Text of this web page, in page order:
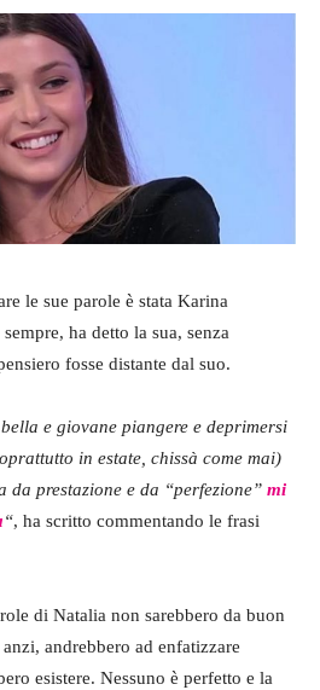
le sue parole è stata Karina
ha detto la sua, senza
fosse distante dal suo.
e giovane piangere e deprimersi
in estate, chissà come mai)
da prestazione e da “perfezione” mi
“, ha scritto commentando le frasi
di Natalia non sarebbero da buon
andrebbero ad enfatizzare
esistere. Nessuno è perfetto e la